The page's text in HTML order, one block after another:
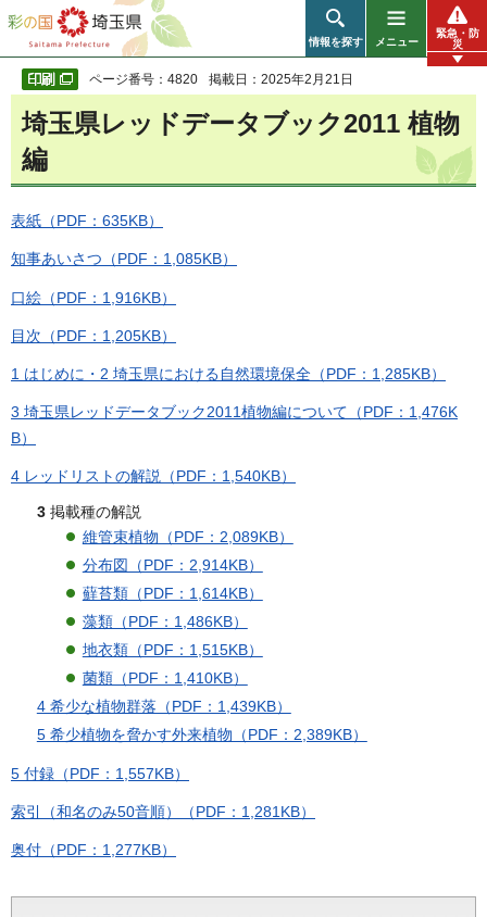
彩の国 埼玉県
情報を探す メニュー
緊急・防
災
ページ番号：4820 掲載日：2025年2月21日
埼玉県レッドデータブック2011 植物
編
表紙（PDF：635KB）
知事あいさつ（PDF：1,085KB）
口絵（PDF：1,916KB）
目次（PDF：1,205KB）
1 はじめに・2 埼玉県における自然環境保全（PDF：1,285KB）
3 埼玉県レッドデータブック2011植物編について（PDF：1,476K
B）
4 レッドリストの解説（PDF：1,540KB）
3 掲載種の解説
維管束植物（PDF：2,089KB）
分布図（PDF：2,914KB）
蘚苔類（PDF：1,614KB）
藻類（PDF：1,486KB）
地衣類（PDF：1,515KB）
菌類（PDF：1,410KB）
4 希少な植物群落（PDF：1,439KB）
5 希少植物を脅かす外来植物（PDF：2,389KB）
5 付録（PDF：1,557KB）
索引（和名のみ50音順）（PDF：1,281KB）
奥付（PDF：1,277KB）